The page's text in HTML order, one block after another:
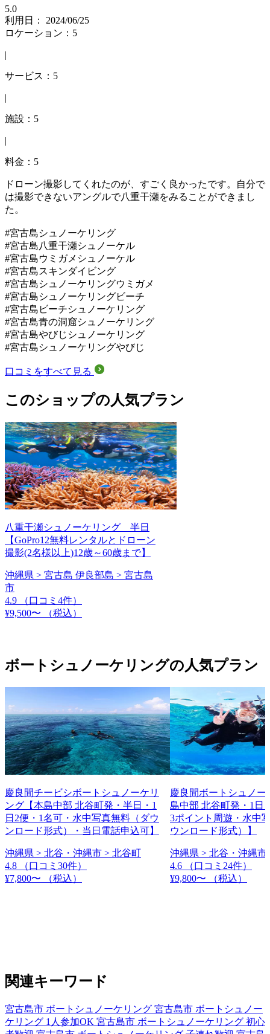
5.0
利用日： 2024/06/25
ロケーション：5
|
サービス：5
|
施設：5
|
料金：5
ドローン撮影してくれたのが、すごく良かったです。自分で
は撮影できないアングルで八重干瀬をみることができまし
た。
#宮古島シュノーケリング
#宮古島八重干瀬シュノーケル
#宮古島ウミガメシュノーケル
#宮古島スキンダイビング
#宮古島シュノーケリングウミガメ
#宮古島シュノーケリングビーチ
#宮古島ビーチシュノーケリング
#宮古島青の洞窟シュノーケリング
#宮古島やびじシュノーケリング
#宮古島シュノーケリングやびじ
口コミをすべて見る
このショップの人気プラン
八重干瀬シュノーケリング 半日
【GoPro12無料レンタルとドローン
撮影(2名様以上)12歳～60歳まで】
沖縄県 > 宮古島 伊良部島 > 宮古島
市
4.9
（口コミ4件）
¥9,500〜
（税込）
ボートシュノーケリングの人気プラン
慶良間チービシボートシュノーケリ
ング【本島中部 北谷町発・半日・1
日2便・1名可・水中写真無料（ダウ
ンロード形式）・当日電話申込可】
沖縄県 > 北谷・沖縄市 > 北谷町
4.8
（口コミ30件）
¥7,800〜
（税込）
慶良間ボートシュノー
島中部 北谷町発・1日
3ポイント周遊・水中
ウンロード形式）】
沖縄県 > 北谷・沖縄市
4.6
（口コミ24件）
¥9,800〜
（税込）
関連キーワード
宮古島市 ボートシュノーケリング 宮古島市 ボートシュノー
ケリング 1人参加OK 宮古島市 ボートシュノーケリング 初心